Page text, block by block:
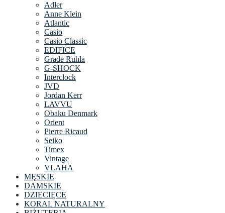
Adler
Anne Klein
Atlantic
Casio
Casio Classic
EDIFICE
Grade Ruhla
G-SHOCK
Interclock
JVD
Jordan Kerr
LAVVU
Obaku Denmark
Orient
Pierre Ricaud
Seiko
Timex
Vintage
VLAHA
MĘSKIE
DAMSKIE
DZIECIĘCE
KORAL NATURALNY